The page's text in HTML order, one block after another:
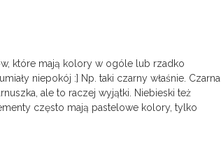
które mają kolory w ogóle lub rzadko
niepokój :] Np. taki czarny właśnie. Czarna
ale to raczej wyjątki. Niebieski też
często mają pastelowe kolory, tylko